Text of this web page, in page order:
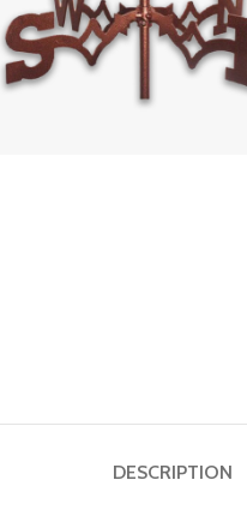
DESCRIPTION